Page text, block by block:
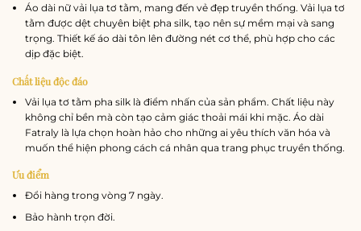
Áo dài nữ vải lụa tơ tằm, mang đến vẻ đẹp truyền thống. Vải lụa tơ
tằm được dệt chuyên biệt pha silk, tạo nên sự mềm mại và sang
trọng. Thiết kế áo dài tôn lên đường nét cơ thể, phù hợp cho các
dịp đặc biệt.
Chất liệu độc đáo
Vải lụa tơ tằm pha silk là điểm nhấn của sản phẩm. Chất liệu này
không chỉ bền mà còn tạo cảm giác thoải mái khi mặc. Áo dài
Fatraly là lựa chọn hoàn hảo cho những ai yêu thích văn hóa và
muốn thể hiện phong cách cá nhân qua trang phục truyền thống.
Ưu điểm
Đổi hàng trong vòng 7 ngày.
Bảo hành trọn đời.